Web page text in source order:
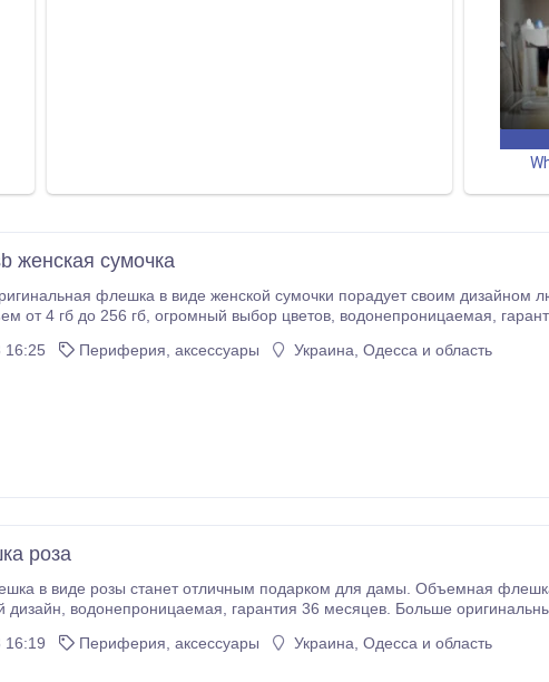
женская сумочка
флешка в виде женской сумочки порадует своим дизайном
подарка. Объем от 4 гб до
16:25
Периферия, аксессуары Украина, Одесса и область
роза
в виде розы станет отличным подарком для дамы. Объемная
оригинальный дизайн, водонепроницаемая, гарантия 36
16:19
Периферия, аксессуары Украина, Одесса и область